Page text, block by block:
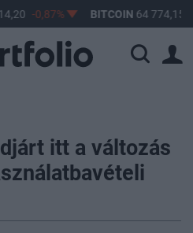
-0,87% BITCOIN 64 774,15
itt a változás